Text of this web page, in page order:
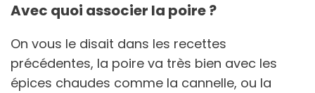
Avec quoi associer la poire ?
On vous le disait dans les recettes
précédentes, la poire va très bien avec les
épices chaudes comme la cannelle, ou la